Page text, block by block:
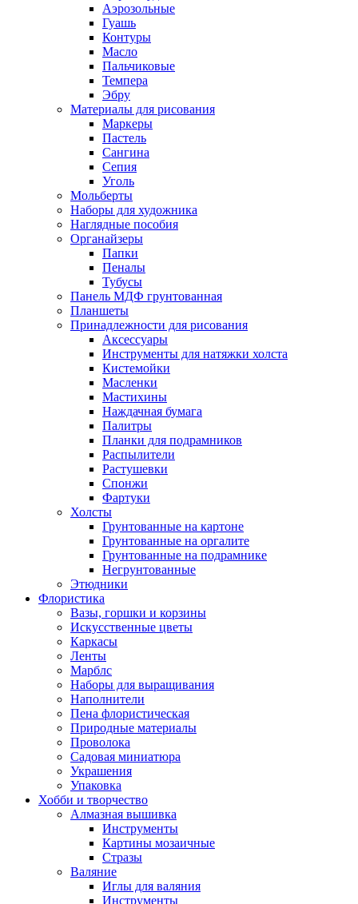
Аэрозольные
Гуашь
Контуры
Масло
Пальчиковые
Темпера
Эбру
Материалы для рисования
Маркеры
Пастель
Сангина
Сепия
Уголь
Мольберты
Наборы для художника
Наглядные пособия
Органайзеры
Папки
Пеналы
Тубусы
Панель МДФ грунтованная
Планшеты
Принадлежности для рисования
Аксессуары
Инструменты для натяжки холста
Кистемойки
Масленки
Мастихины
Наждачная бумага
Палитры
Планки для подрамников
Распылители
Растушевки
Спонжи
Фартуки
Холсты
Грунтованные на картоне
Грунтованные на оргалите
Грунтованные на подрамнике
Негрунтованные
Этюдники
Флористика
Вазы, горшки и корзины
Искусственные цветы
Каркасы
Ленты
Марблс
Наборы для выращивания
Наполнители
Пена флористическая
Природные материалы
Проволока
Садовая миниатюра
Украшения
Упаковка
Хобби и творчество
Алмазная вышивка
Инструменты
Картины мозаичные
Стразы
Валяние
Иглы для валяния
Инструменты